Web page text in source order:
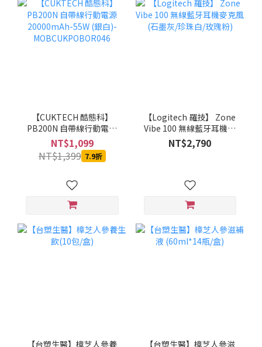
【CUKTECH 酷態科】
PB200N 自帶線行動電源
20000mAh-55W (銀白)-
MOBCUKPOBOR046
NT$1,099
NT$1,399 7.9折
【Logitech 羅技】 Zone
Vibe 100 無線藍牙耳機麥
克風(石墨灰/珍珠白/玫瑰
粉)
NT$2,790
【台塑生醫】樟芝人參養
【台塑生醫】樟芝人參滋